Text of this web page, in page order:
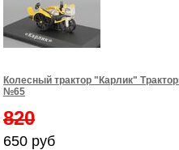
Колесный трактор "Карлик"
№65
820
650 руб